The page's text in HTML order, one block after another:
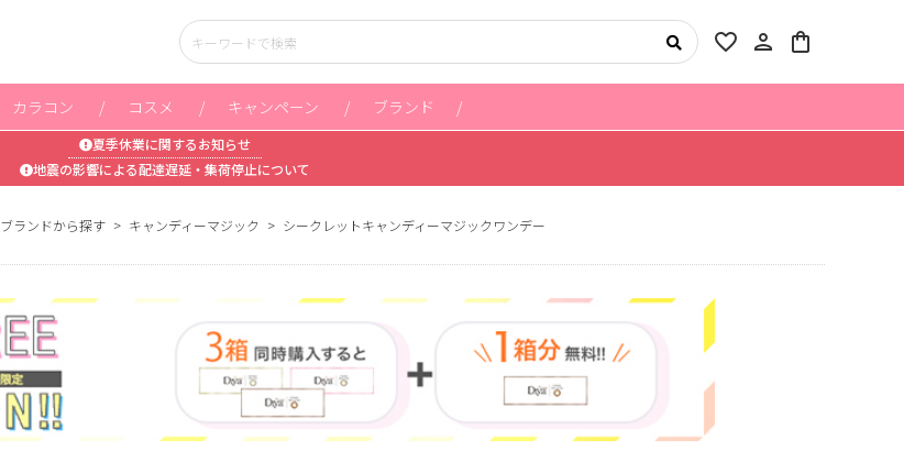
favorite_border person shopping_bag
カラコン コスメ キャンペーン ブランド
夏季休業に関するお知らせ
地震の影響による配達遅延・集荷停止について
ブランドから探す キャンディーマジック
シークレットキャンディーマジックワンデー